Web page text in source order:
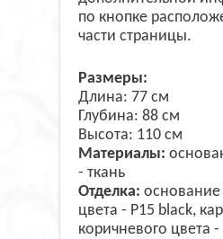
по кнопке
части страницы.
Размеры:
Длина: 77 см
Глубина: 88 см
Высота: 110 см
Материалы:
- ткань
Отделка: основание
цвета - P15 black,
коричневого цвета